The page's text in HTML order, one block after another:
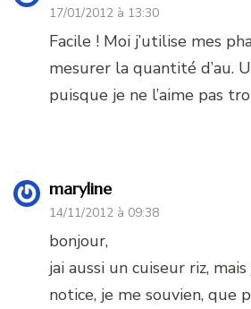
17/01/2012 à 13:30
Facile ! Moi j’utilise mes
mesurer la quantité d’au.
puisque je ne l’aime pas
maryline
14/11/2012 à 09:38
bonjour,
jai aussi un cuiseur riz,
notice, je me souvien, que